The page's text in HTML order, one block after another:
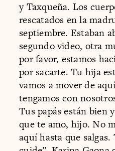
y Taxqueña. Los
rescatados en la
septiembre. Estaban
segundo video, otra
por favor, estamos
por sacarte. Tu hija
vamos a mover de
tengamos con
Tus papás están bien
que te amo, hijo. No
aquí hasta que